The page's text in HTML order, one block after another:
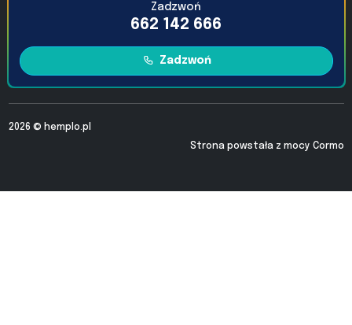
Zadzwoń
662 142 666
Zadzwoń
2026 © hemplo.pl
Strona powstała z mocy Cormo